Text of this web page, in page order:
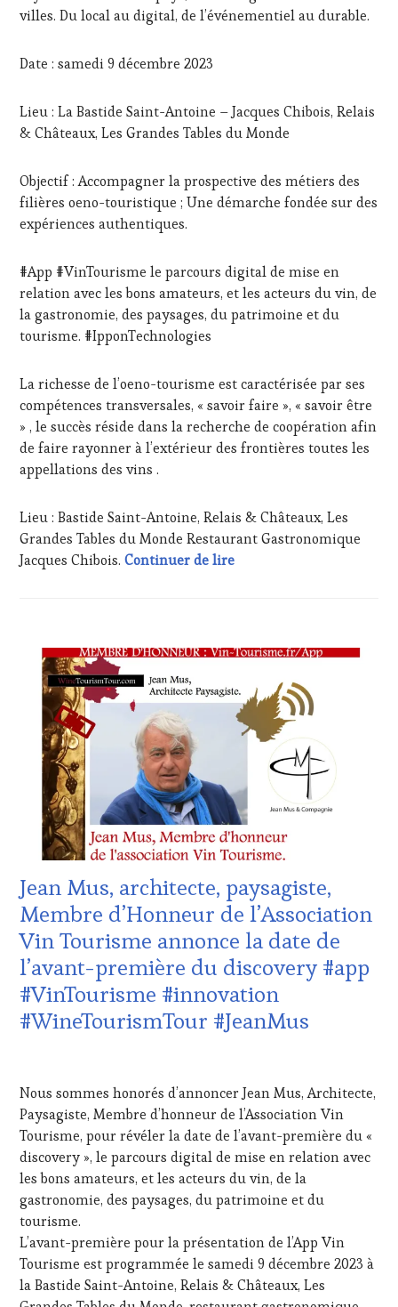
DÉGUSTATIONS,
WINE
MASTERCLASS,
ÉCRITE,
RADIO,
OENOTOURISME,
PARTENAIRES
VIN
TOURISME
TERROIR,
RESTAURATEUR,
CHEF,
CUISINIER,
ŒNOLOGUE,
SALONS
INTERNATIONAUX
SPOT
BY ,
VIGNOBLES,
WINE
WINE
TOURISM
FAME,
WINE
villes. Du local au digital, de l’événementiel au durable.
Date : samedi 9 décembre 2023
Lieu : La Bastide Saint-Antoine – Jacques Chibois, Relais
& Châteaux, Les Grandes Tables du Monde
Objectif : Accompagner la prospective des métiers des
filières oeno-touristique ; Une démarche fondée sur des
expériences authentiques.
#App #VinTourisme le parcours digital de mise en
relation avec les bons amateurs, et les acteurs du vin, de
la gastronomie, des paysages, du patrimoine et du
tourisme. #IpponTechnologies
La richesse de l’oeno-tourisme est caractérisée par ses
compétences transversales, « savoir faire », « savoir être
» , le succès réside dans la recherche de coopération afin
de faire rayonner à l’extérieur des frontières toutes les
appellations des vins .
Lieu : Bastide Saint-Antoine, Relais & Châteaux, Les
Grandes Tables du Monde Restaurant Gastronomique
Jacques Chibois.Continuer de lire#savethedate : Samedi
CLUB
WINE
TASTING
VOUCHER
CORSICA,
CÔTES-
PROVENCE,
CULTURAL
GUEST,
DOMAINE
ADHÉRENT,
VIN
TOURISME,
EDITION
LES
CLÉS
DU
VIN
ET
GASTRONOMIE
FRANÇAISE,
FAMOUS
HOST,
GUEST
&
DÉGUSTATIONS,
WINE
TASTING,
LIVE
STREAMING
Jean Mus, architecte, paysagiste,
Membre d’Honneur de l’Association
Vin Tourisme annonce la date de
l’avant-première du discovery #app
#VinTourisme #innovation
#WineTourismTour #JeanMus
2023
Nous sommes honorés d’annoncer Jean Mus, Architecte,
Paysagiste, Membre d’honneur de l’Association Vin
Tourisme, pour révéler la date de l’avant-première du «
discovery », le parcours digital de mise en relation avec
les bons amateurs, et les acteurs du vin, de la
gastronomie, des paysages, du patrimoine et du
tourisme.
L’avant-première pour la présentation de l’App Vin
Tourisme est programmée le samedi 9 décembre 2023 à
la Bastide Saint-Antoine, Relais & Châteaux, Les